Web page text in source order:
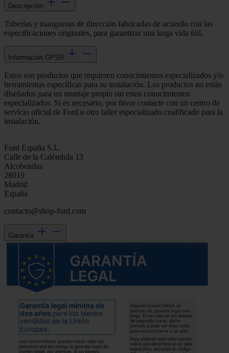
Descripción
Tuberías y mangueras de dirección fabricadas de acuerdo con las
especificaciones originales, para garantizar una larga vida útil.
Información GPSR
Estos son productos que requieren conocimientos especializados y/o
herramientas específicas para su instalación. Los productos no están
diseñados para un montaje propio sin estos conocimientos
especializados. Si es necesario, por favor contacte con un centro de
servicio oficial de Ford u otro taller especializado cualificado para la
instalación.
Ford España S.L.
Calle de la Caléndula 13
Alcobendas
28019
Madrid
España
contacto@shop-ford.com
Garantía